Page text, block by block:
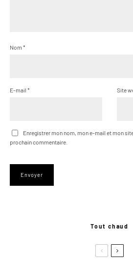
Nom *
E-mail * Site
Enregistrer mon nom, mon e-mail et mon
prochain commentaire.
Tout chaud